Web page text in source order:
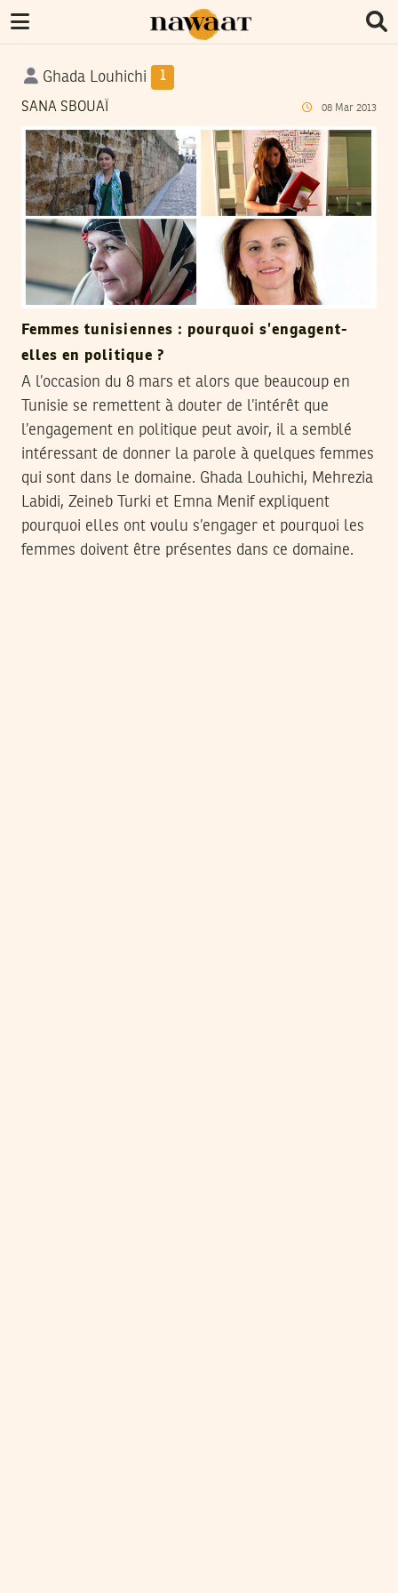
Ghada Louhichi 1
SANA SBOUAÏ 08 Mar 2013
Femmes tunisiennes : pourquoi s’engagent-
elles en politique ?
A l’occasion du 8 mars et alors que beaucoup en
Tunisie se remettent à douter de l’intérêt que
l’engagement en politique peut avoir, il a semblé
intéressant de donner la parole à quelques femmes
qui sont dans le domaine. Ghada Louhichi, Mehrezia
Labidi, Zeineb Turki et Emna Menif expliquent
pourquoi elles ont voulu s’engager et pourquoi les
femmes doivent être présentes dans ce domaine.